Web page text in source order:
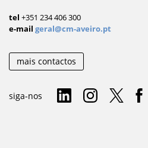
tel +351 234 406 300
e-mail geral@cm-aveiro.pt
mais contactos
siga-nos